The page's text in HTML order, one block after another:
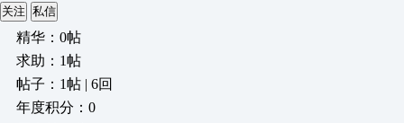
关注 私信
精华：0帖
求助：1帖
帖子：1帖 | 6回
年度积分：0